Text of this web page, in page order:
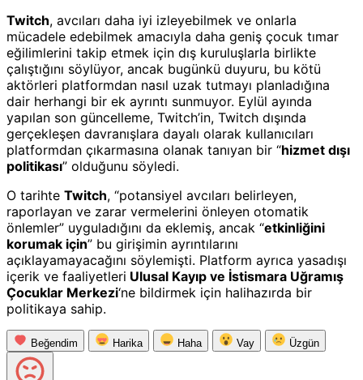
Twitch, avcıları daha iyi izleyebilmek ve onlarla
mücadele edebilmek amacıyla daha geniş çocuk tımar
eğilimlerini takip etmek için dış kuruluşlarla birlikte
çalıştığını söylüyor, ancak bugünkü duyuru, bu kötü
aktörleri platformdan nasıl uzak tutmayı planladığına
dair herhangi bir ek ayrıntı sunmuyor. Eylül ayında
yapılan son güncelleme, Twitch’in, Twitch dışında
gerçekleşen davranışlara dayalı olarak kullanıcıları
platformdan çıkarmasına olanak tanıyan bir “hizmet dışı
politikası” olduğunu söyledi.
O tarihte Twitch, “potansiyel avcıları belirleyen,
raporlayan ve zarar vermelerini önleyen otomatik
önlemler” uyguladığını da eklemiş, ancak “etkinliğini
korumak için” bu girişimin ayrıntılarını
açıklayamayacağını söylemişti. Platform ayrıca yasadışı
içerik ve faaliyetleri Ulusal Kayıp ve İstismara Uğramış
Çocuklar Merkezi‘ne bildirmek için halihazırda bir
politikaya sahip.
Beğendim Harika Haha Vay Üzgün